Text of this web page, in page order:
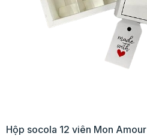
Hộp socola 12 viên Mon Amour